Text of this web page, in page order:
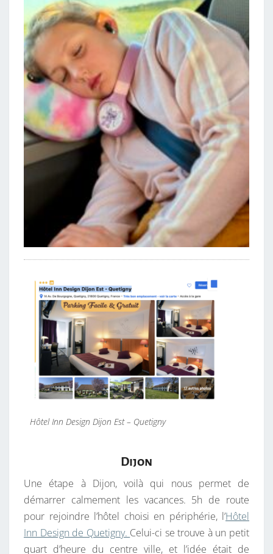
Hôtel Inn Design Dijon Est – Quetigny
Dijon
Une étape à Dijon, voilà qui nous permet de
démarrer calmement les vacances. 5h de route
pour rejoindre l’hôtel choisi en périphérie, l’Hôtel
Inn Design de Quetigny. Celui-ci se trouve à un petit
quart d’heure du centre ville, et l’idée était de